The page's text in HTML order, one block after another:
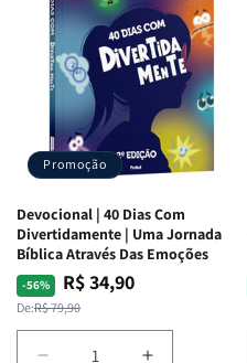
Isabelle
S.
Alves
|
Isabelle
S.
Alves
Promoção
Devocional | 40 Dias Com
Divertidamente | Uma Jornada
Bíblica Através Das Emoções
-56%
Preço
normal
De:R$ 79,90
Preço
promocional
R$ 34,90